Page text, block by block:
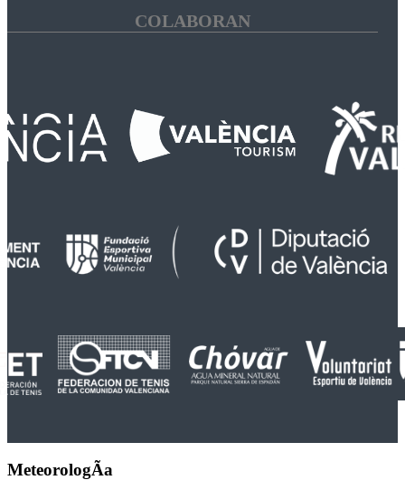
COLABORAN
MeteorologÃ­a